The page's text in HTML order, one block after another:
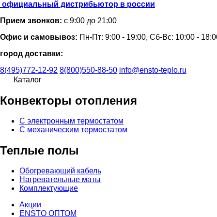
официальный дистрибьютор в россии
Прием звонков: с 9:00 до 21:00
Офис и самовывоз: Пн-Пт: 9:00 - 19:00, Сб-Вс: 10:00 -
город доставки:
8(495)772-12-92 8(800)550-88-50 info@ensto-teplo.ru
Каталог
Конвекторы отопления
С электронным термостатом
С механическим термостатом
Теплые полы
Обогревающий кабель
Нагревательные маты
Комплектующие
Акции
ENSTO ОПТОМ